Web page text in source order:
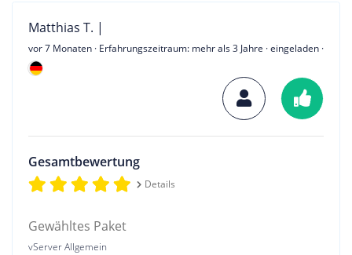
Matthias T. |
vor 7 Monaten · Erfahrungszeitraum: mehr als 3 Jahre · eingeladen ·
Gesamtbewertung
Details
Gewähltes Paket
vServer Allgemein